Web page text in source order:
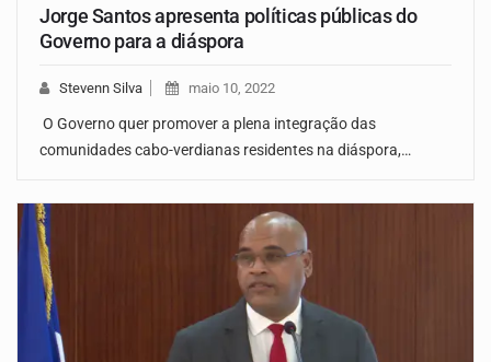
Jorge Santos apresenta políticas públicas do
Governo para a diáspora
Stevenn Silva maio 10, 2022
O Governo quer promover a plena integração das
comunidades cabo-verdianas residentes na diáspora,…